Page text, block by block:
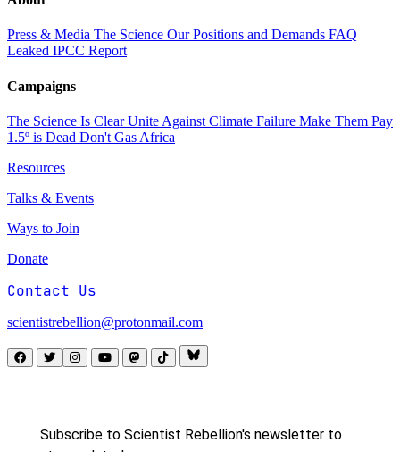
Press & Media The Science Our Positions and Demands FAQ
Leaked IPCC Report
Campaigns
The Science Is ClearUnite Against Climate Failure Make Them Pay
1.5º is Dead Don't Gas Africa
Resources
Talks & Events
Ways to Join
Donate
Contact Us
scientistrebellion@protonmail.com
Subscribe to Scientist Rebellion's newsletter to